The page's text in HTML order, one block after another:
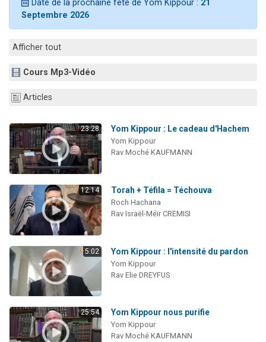
2 nouvelles musiques dans Torah-Box Music
Date de la prochaine fête de Yom Kippour : 21
Septembre 2026
Afficher tout
Cours Mp3-Vidéo
Articles
23:28 Yom Kippour : Le cadeau d'Hachem
Yom Kippour
Rav Moché KAUFMANN
12:14 Torah + Téfila = Téchouva
Roch Hachana
Rav Israël-Méïr CREMISI
5:02 Yom Kippour : l'intensité du pardon
Yom Kippour
Rav Elie DREYFUS
25:54 Yom Kippour nous purifie
Yom Kippour
Rav Moché KAUFMANN